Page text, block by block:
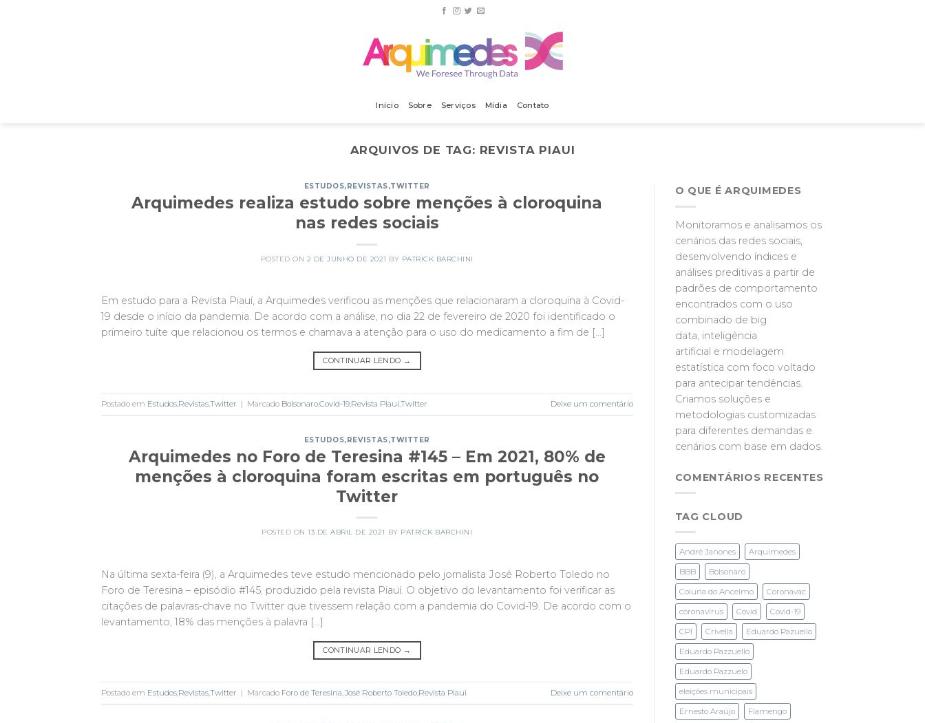
Início Sobre Serviços Mídia Contato
ARQUIVOS DE TAG: REVISTA PIAUI
ESTUDOS, REVISTAS,TWITTER
Arquimedes realiza estudo sobre menções à cloroquina
nas redes sociais
POSTED ON 2 DE JUNHO DE 2021 BY PATRICK BARCHINI
Em estudo para a Revista Piauí, a Arquimedes verificou as menções que relacionaram a cloroquina à Covid-
19 desde o início da pandemia. De acordo com a análise, no dia 22 de fevereiro de 2020 foi identificado o
primeiro tuíte que relacionou os termos e chamava a atenção para o uso do medicamento a fim de […]
CONTINUAR LENDO →
Postado em Estudos RevistasTwitter | Marcado BolsonaroCovid-19 Revista Piaui Twitter Deixe um comentário
ESTUDOS,REVISTAS,TWITTER
Arquimedes no Foro de Teresina #145 – Em 2021, 80% de
menções à cloroquina foram escritas em português no
Twitter
POSTED ON13 DE ABRIL DE 2021 BY PATRICK BARCHINI
Na última sexta-feira (9), a Arquimedes teve estudo mencionado pelo jornalista José Roberto Toledo no
Foro de Teresina – episódio #145, produzido pela revista Piauí. O objetivo do levantamento foi verificar as
citações de palavras-chave no Twitter que tivessem relação com a pandemia do Covid-19. De acordo com o
levantamento, 18% das menções à palavra […]
CONTINUAR LENDO →
Postado em Estudos,Revistas,Twitter | Marcado Foro de Teresina,José Roberto Toledo,Revista Piaui Deixe um comentário
O QUE É ARQUIMEDES
Monitoramos e analisamos os
cenários das redes sociais,
desenvolvendo índices e
análises preditivas a partir de
padrões de comportamento
encontrados com o uso
combinado de big
data, inteligência
artificial e modelagem
estatística com foco voltado
para antecipar tendências.
Criamos soluções e
metodologias customizadas
para diferentes demandas e
cenários com base em dados.
COMENTÁRIOS RECENTES
TAG CLOUD
André Janones Arquimedes
BBB Bolsonaro
Coluna do Ancelmo Coronavac
coronavírus Covid Covid-19
CPI Crivella Eduardo Pazuello
Eduardo Pazzuello
Eduardo Pazzuelo
eleições municipais
Ernesto Araújo Flamengo